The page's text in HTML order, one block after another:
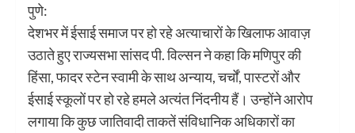
पुणे:
देशभर में ईसाई समाज पर हो रहे अत्याचारों के खिलाफ आवाज़
उठाते हुए राज्यसभा सांसद पी. विल्सन ने कहा कि मणिपुर की
हिंसा, फादर स्टेन स्वामी के साथ अन्याय, चर्चों, पास्टरों और
ईसाई स्कूलों पर हो रहे हमले अत्यंत निंदनीय हैं। उन्होंने आरोप
लगाया कि कुछ जातिवादी ताकतें संविधानिक अधिकारों का